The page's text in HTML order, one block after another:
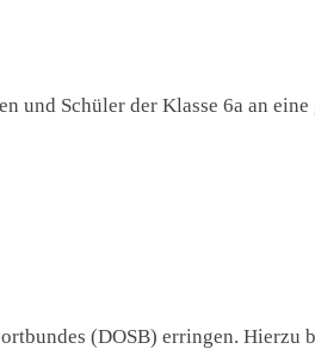
und Schüler der Klasse 6a an eine
(DOSB) erringen. Hierzu